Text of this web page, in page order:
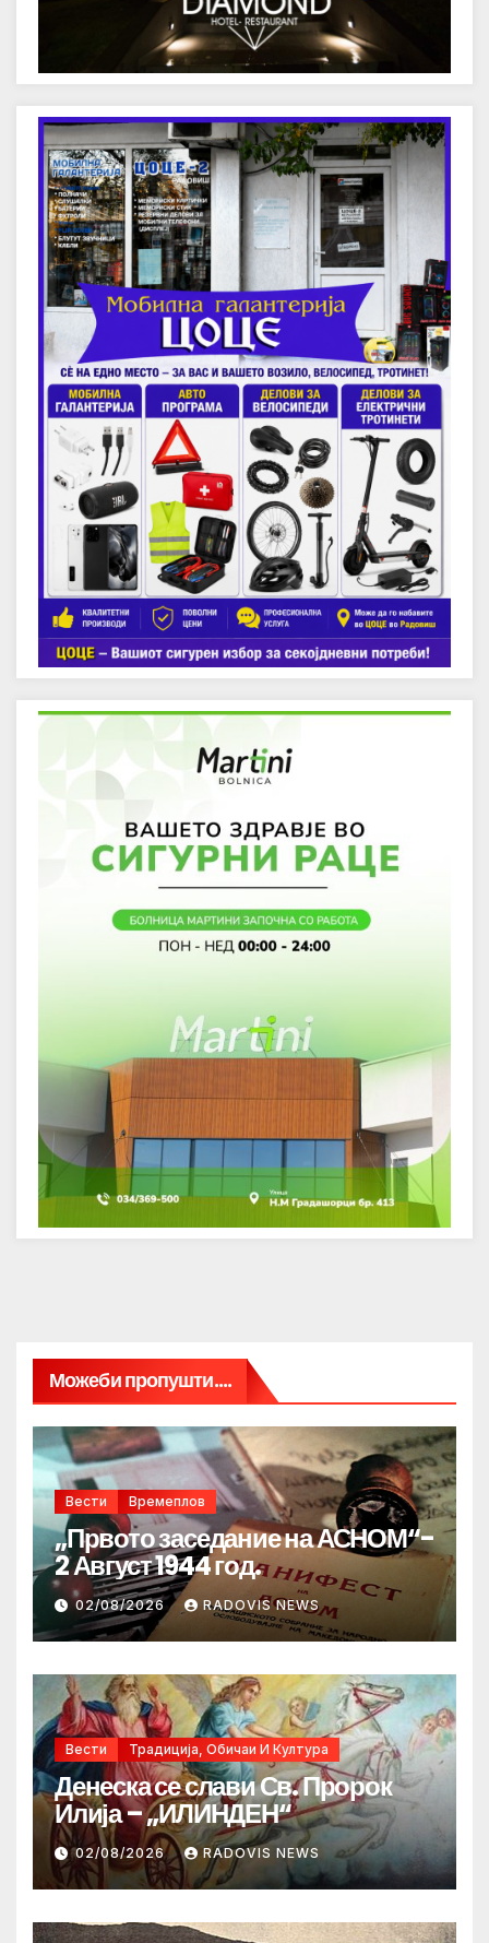
Можеби пропушти....
Вести Времеплов
„Првото заседание на АСНОМ“-
2 Август 1944 год.
02/08/2026 RADOVIS NEWS
Вести Традиција, Обичаи И Култура
Денеска се слави Св. Пророк
Илија – „ИЛИНДЕН“
02/08/2026 RADOVIS NEWS